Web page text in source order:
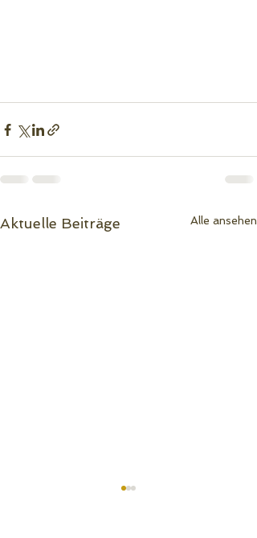
Aktuelle Beiträge Alle ansehen